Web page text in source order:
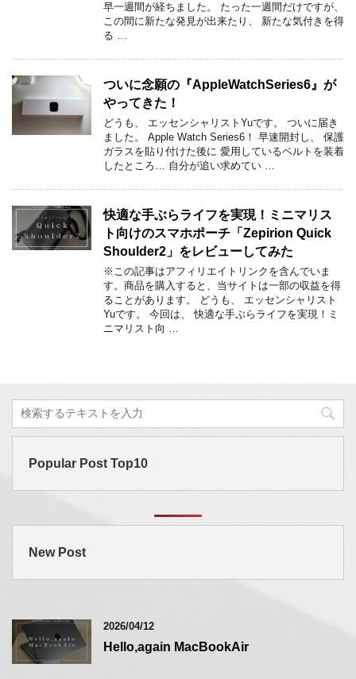
早一週間が経ちました。 たった一週間だけですが、
この間に新たな発見が出来たり、 新たな気付きを得
る …
ついに念願の『AppleWatchSeries6』が
やってきた！
どうも、 エッセンシャリストYuです。 ついに届き
ました。 Apple Watch Series6！ 早速開封し、 保護
ガラスを貼り付けた後に 愛用しているベルトを装着
したところ… 自分が追い求めてい …
快適な手ぶらライフを実現！ミニマリス
ト向けのスマホポーチ「Zepirion Quick
Shoulder2」をレビューしてみた
※この記事はアフィリエイトリンクを含んでいま
す。商品を購入すると、当サイトは一部の収益を得
ることがあります。 どうも、 エッセンシャリスト
Yuです。 今回は、 快適な手ぶらライフを実現！ミ
ニマリスト向 …
Popular Post Top10
New Post
2026/04/12
Hello,again MacBookAir